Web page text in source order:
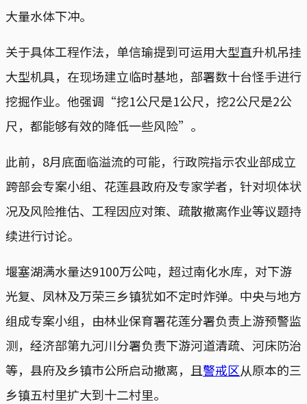
大量水体下冲。
关于具体工程作法，单信瑜提到可运用大型直升机吊挂
大型机具，在现场建立临时基地，部署数十台怪手进行
挖掘作业。他强调“挖1公尺是1公尺，挖2公尺是2公
尺，都能够有效的降低一些风险”。
此前，8月底面临溢流的可能，行政院指示农业部成立
跨部会专案小组、花莲县政府及专家学者，针对坝体状
况及风险推估、工程因应对策、疏散撤离作业等议题持
续进行讨论。
堰塞湖满水量达9100万公吨，超过南化水库，对下游
光复、凤林及万荣三乡镇犹如不定时炸弹。中央与地方
组成专案小组，由林业保育署花莲分署负责上游预警监
测，经济部第九河川分署负责下游河道清疏、河床防治
等，县府及乡镇市公所启动撤离，且警戒区从原本的三
乡镇五村里扩大到十二村里。